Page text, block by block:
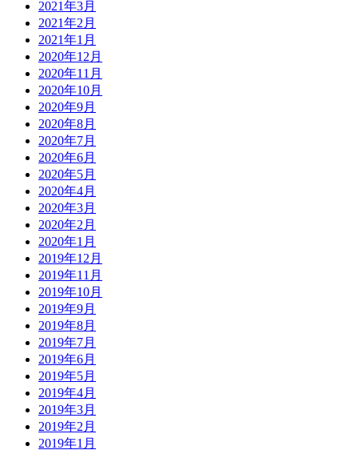
2021年3月
2021年2月
2021年1月
2020年12月
2020年11月
2020年10月
2020年9月
2020年8月
2020年7月
2020年6月
2020年5月
2020年4月
2020年3月
2020年2月
2020年1月
2019年12月
2019年11月
2019年10月
2019年9月
2019年8月
2019年7月
2019年6月
2019年5月
2019年4月
2019年3月
2019年2月
2019年1月